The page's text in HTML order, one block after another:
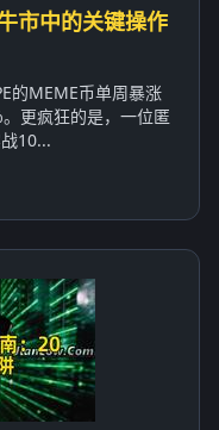
市中的关键操作
的MEME币单周暴涨
更疯狂的是，一位匿
10...